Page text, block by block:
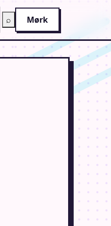
⌕ Mørk